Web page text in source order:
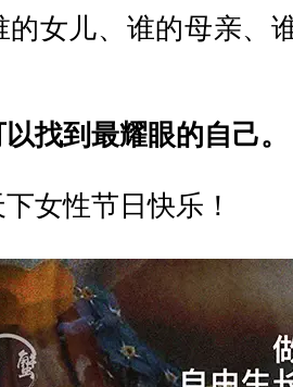
儿、谁的母亲、
找到最耀眼的自己。
性节日快乐！